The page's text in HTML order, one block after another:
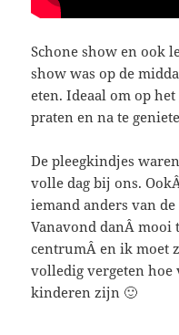
Schone show en ook
show was op de
eten. Ideaal om op
praten en na te
De pleegkindjes
volle dag bij ons.
iemand anders van
Vanavond danÂ mooi
centrumÂ en ik moet
volledig vergeten hoe
kinderen zijn 🙂